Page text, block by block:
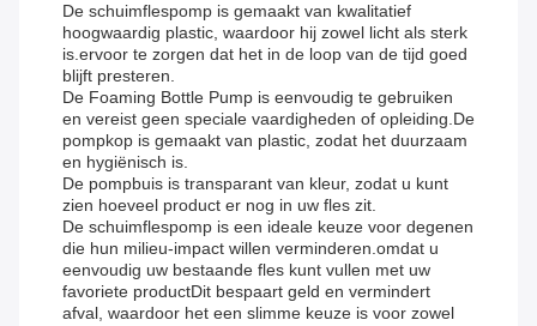
De schuimflespomp is gemaakt van kwalitatief
hoogwaardig plastic, waardoor hij zowel licht als sterk
is.ervoor te zorgen dat het in de loop van de tijd goed
blijft presteren.
De Foaming Bottle Pump is eenvoudig te gebruiken
en vereist geen speciale vaardigheden of opleiding.De
pompkop is gemaakt van plastic, zodat het duurzaam
en hygiënisch is.
De pompbuis is transparant van kleur, zodat u kunt
zien hoeveel product er nog in uw fles zit.
De schuimflespomp is een ideale keuze voor degenen
die hun milieu-impact willen verminderen.omdat u
eenvoudig uw bestaande fles kunt vullen met uw
favoriete productDit bespaart geld en vermindert
afval, waardoor het een slimme keuze is voor zowel